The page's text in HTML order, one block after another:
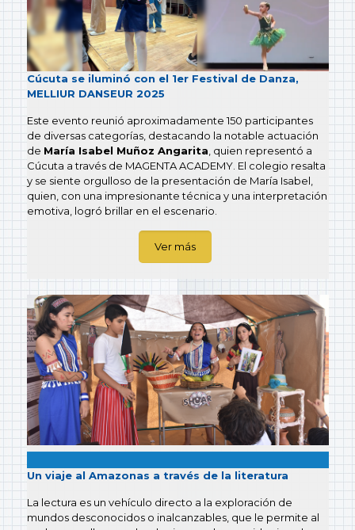
Cúcuta se iluminó con el 1er Festival de Danza,
MELLIUR DANSEUR 2025
Este evento reunió aproximadamente 150 participantes
de diversas categorías, destacando la notable actuación
de María Isabel Muñoz Angarita , quien representó a
Cúcuta a través de MAGENTA ACADEMY. El colegio resalta
y se siente orgulloso de la presentación de María Isabel,
quien, con una impresionante técnica y una interpretación
emotiva, logró brillar en el escenario.
Ver más
Un viaje al Amazonas a través de la literatura
La lectura es un vehículo directo a la exploración de
mundos desconocidos o inalcanzables, que le permite al